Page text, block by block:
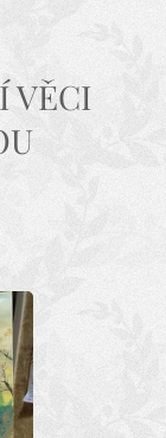
VĚCI